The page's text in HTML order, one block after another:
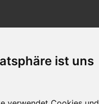
ist uns